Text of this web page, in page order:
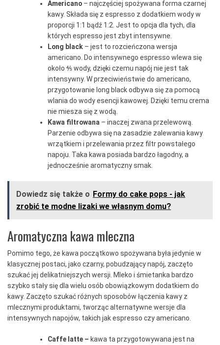
Americano – najczęściej spożywana forma czarnej
kawy. Składa się z espresso z dodatkiem wody w
proporcji 1:1 bądź 1:2. Jest to opcja dla tych, dla
których espresso jest zbyt intensywne.
Long black – jest to rozcieńczona wersja
americano. Do intensywnego espresso wlewa się
około ⅘ wody, dzięki czemu napój nie jest tak
intensywny. W przeciwieństwie do americano,
przygotowanie long black odbywa się za pomocą
wlania do wody esencji kawowej. Dzięki temu crema
nie miesza się z wodą.
Kawa filtrowana – inaczej zwana przelewową.
Parzenie odbywa się na zasadzie zalewania kawy
wrzątkiem i przelewania przez filtr powstałego
napoju. Taka kawa posiada bardzo łagodny, a
jednocześnie aromatyczny smak.
Dowiedz się także o Formy do cake pops - jak
zrobić te modne lizaki we własnym domu?
Aromatyczna kawa mleczna
Pomimo tego, że kawa początkowo spożywana była jedynie w
klasycznej postaci, jako czarny, pobudzający napój, zaczęto
szukać jej delikatniejszych wersji. Mleko i śmietanka bardzo
szybko stały się dla wielu osób obowiązkowym dodatkiem do
kawy. Zaczęto szukać różnych sposobów łączenia kawy z
mlecznymi produktami, tworząc alternatywne wersje dla
intensywnych napojów, takich jak espresso czy americano.
Caffe latte ​​– kawa ta przygotowywana jest na